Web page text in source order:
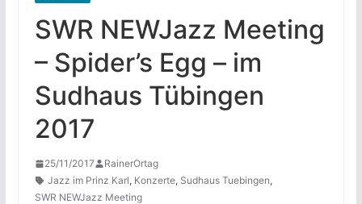
SWR NEWJazz Meeting
– Spider’s Egg – im
Sudhaus Tübingen
2017
25/11/2017
RainerOrtag
Jazz im Prinz Karl, Konzerte, Sudhaus Tuebingen,
SWR NEWJazz Meeting